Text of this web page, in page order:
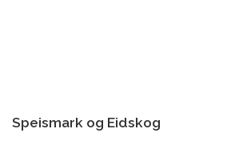
Speismark og Eidskog